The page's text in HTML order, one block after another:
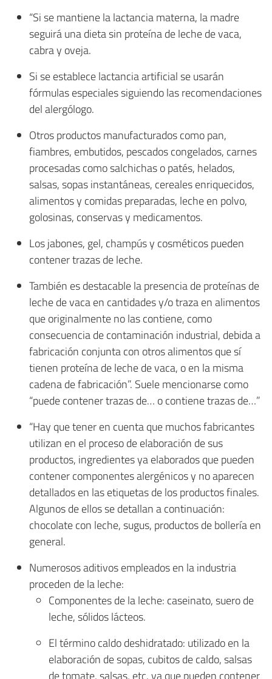
“Si se mantiene la lactancia materna, la madre
seguirá una dieta sin proteína de leche de vaca,
cabra y oveja.
Si se establece lactancia artificial se usarán
fórmulas especiales siguiendo las recomendaciones
del alergólogo.
Otros productos manufacturados como pan,
fiambres, embutidos, pescados congelados, carnes
procesadas como salchichas o patés, helados,
salsas, sopas instantáneas, cereales enriquecidos,
alimentos y comidas preparadas, leche en polvo,
golosinas, conservas y medicamentos.
Los jabones, gel, champús y cosméticos pueden
contener trazas de leche.
También es destacable la presencia de proteínas de
leche de vaca en cantidades y/o traza en alimentos
que originalmente no las contiene, como
consecuencia de contaminación industrial, debida a
fabricación conjunta con otros alimentos que sí
tienen proteína de leche de vaca, o en la misma
cadena de fabricación”. Suele mencionarse como
“puede contener trazas de… o contiene trazas de…”
“Hay que tener en cuenta que muchos fabricantes
utilizan en el proceso de elaboración de sus
productos, ingredientes ya elaborados que pueden
contener componentes alergénicos y no aparecen
detallados en las etiquetas de los productos finales.
Algunos de ellos se detallan a continuación:
chocolate con leche, sugus, productos de bollería en
general.
Numerosos aditivos empleados en la industria
proceden de la leche:
Componentes de la leche: caseinato, suero de
leche, sólidos lácteos.
El término caldo deshidratado: utilizado en la
elaboración de sopas, cubitos de caldo, salsas
de tomate, salsas, etc. ya que pueden contener